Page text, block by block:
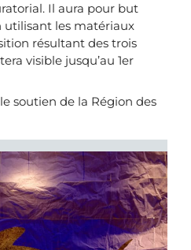
Il aura pour but
utilisant les matériaux
résultant des trois
visible jusqu’au 1er
soutien de la Région des